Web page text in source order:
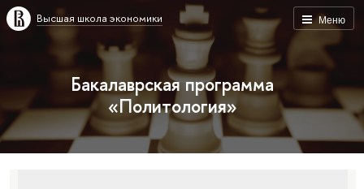
Меню
Высшая школа экономики
Бакалаврская программа
«Политология»